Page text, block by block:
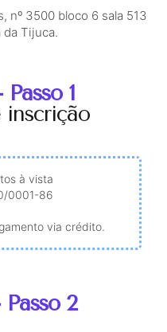
nº 3500 bloco 6 sala 513
Tijuca.
1
inscrição
à vista
0001-86
via crédito.
2